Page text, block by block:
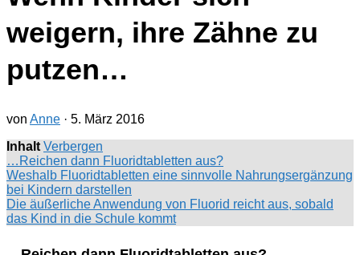
weigern, ihre Zähne zu
putzen…
von Anne · 5. März 2016
Inhalt Verbergen
…Reichen dann Fluoridtabletten aus?
Weshalb Fluoridtabletten eine sinnvolle Nahrungsergänzung
bei Kindern darstellen
Die äußerliche Anwendung von Fluorid reicht aus, sobald
das Kind in die Schule kommt